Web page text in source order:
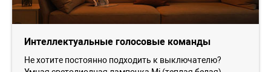
Интеллектуальные голосовые команды
Не хотите постоянно подходить к выключателю?